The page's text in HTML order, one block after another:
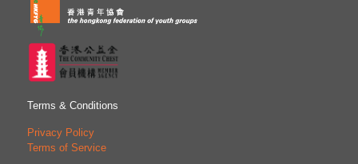
Terms & Conditions
Privacy Policy
Terms of Service